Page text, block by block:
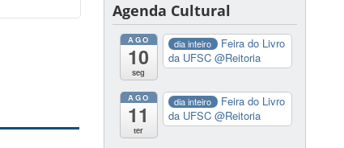
Agenda Cultural
AGO
10
seg
dia inteiro
Feira do Livro
da UFSC @Reitoria
AGO
11
ter
dia inteiro
Feira do Livro
da UFSC @Reitoria